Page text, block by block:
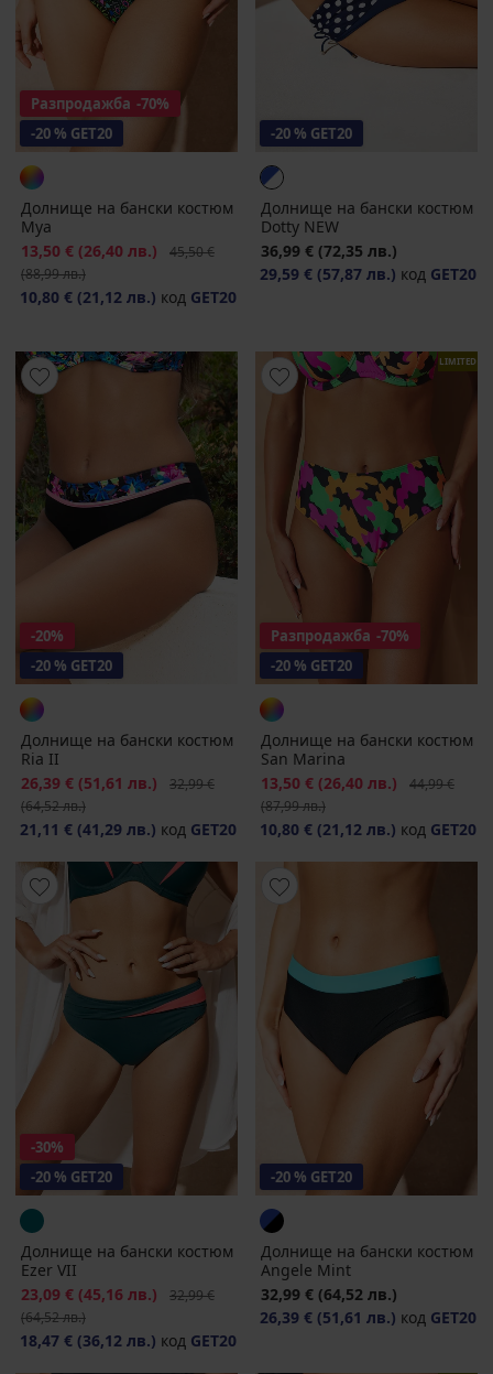
Разпродажба -70%
-20 % GET20
Долнище на бански костюм
Mya
Намаление
13,50 € (26,40 лв.) Първоначална цена
45,50 €
(88,99 лв.)
10,80 € (21,12 лв.) код GET20
-20 % GET20
Долнище на бански костюм
Dotty NEW
36,99 € (72,35 лв.)
29,59 € (57,87 лв.) код GET20
-20%
-20 % GET20
Долнище на бански костюм
Ria II
Намаление
26,39 € (51,61 лв.) Първоначална цена
32,99 €
(64,52 лв.)
21,11 € (41,29 лв.) код GET20
LIMITED
Разпродажба -70%
-20 % GET20
Долнище на бански костюм
San Marina
Намаление
13,50 € (26,40 лв.)
44,99 €
(87,99 лв.)
10,80 € (21,12 лв.) код GET20
-30%
-20 % GET20
Долнище на бански костюм
Ezer VII
Намаление
23,09 € (45,16 лв.) Първоначална цена
32,99 €
(64,52 лв.)
18,47 € (36,12 лв.) код GET20
-20 % GET20
Долнище на бански костюм
Angele Mint
32,99 € (64,52 лв.)
26,39 € (51,61 лв.) код GET20